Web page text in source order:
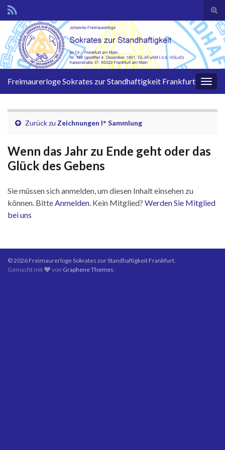
Search for:
Freimaurerloge Sokrates zur Standhaftigkeit Frankfurt
Zurück zu Zeichnungen I° Sammlung
Wenn das Jahr zu Ende geht oder das
Glück des Gebens
Sie müssen sich anmelden, um diesen Inhalt einsehen zu
können. Bitte Anmelden . Kein Mitglied? Werden Sie Mitglied
bei uns
© 2026 Freimaurerloge Sokrates zur Standhaftigkeit Frankfurt.
Gemacht mit
von Graphene Themes